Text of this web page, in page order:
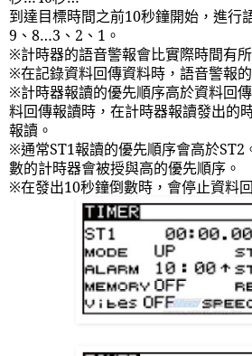
到達目標時間之前10秒鐘開始，進行
9 、 8…3 、 2 、 1 。
※計時器的語音警報會比實際時間有所
※在記錄資料回傳資料時，語音警報
※計時器報讀的優先順序高於資料回
料回傳報讀時，在計時器報讀發出的
報讀。
※通常ST1報讀的優先順序會高於ST2
數的計時器會被授與高的優先順序。
※在發出10秒鐘倒數時，會停止資料